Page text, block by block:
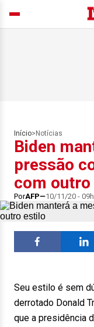
Início> Notícias
Biden
pressão
com
PorAFP 10/11/20 -
Seu estilo é sem
derrotado Donald
que a presidência